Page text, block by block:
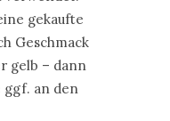
gekaufte
Geschmack
gelb – dann
ggf. an den